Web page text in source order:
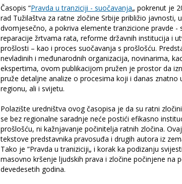
Časopis “Pravda u tranziciji - suočavanja„ pokrenut je
rad Tužilaštva za ratne zločine Srbije približio javnosti,
dvomjesečno, a pokriva elemente tranzicione pravde -
reparacije žrtvama rata, reforme državnih institucija i
prošlosti – kao i proces suočavanja s prošlošću.
nevladinih i međunarodnih organizacija, novinarima,
ekspertima, ovom publikacijom pružen je prostor da
pruže detaljne analize o procesima koji i danas znatno
regionu, ali i svijetu.
Polazište uredništva ovog časopisa je da su ratni
se bez regionalne saradnje neće postići efikasno
prošlošću, ni kažnjavanje počinitelja ratnih zločina.
tekstove predstavnika pravosuđa i drugih autora iz
Tako je “Pravda u traniziciji„ i korak ka podizanju
masovno kršenje ljudskih prava i zločine počinjene na
devedesetih godina.